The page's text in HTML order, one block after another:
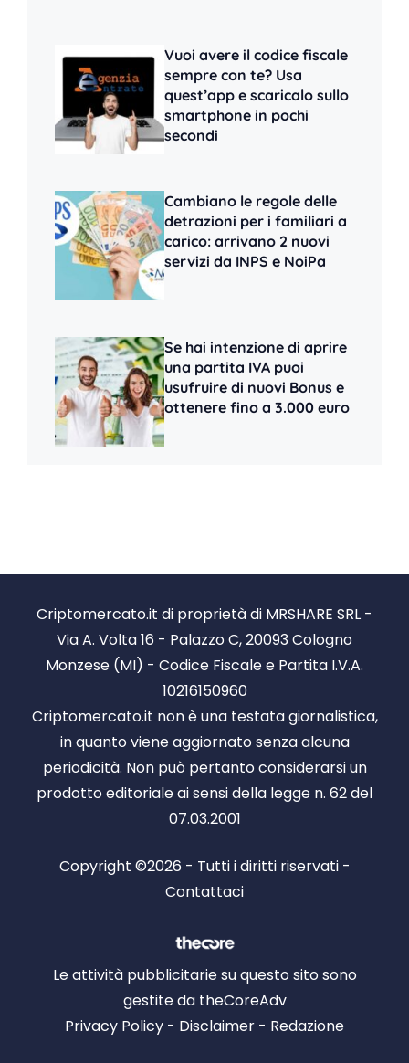
Vuoi avere il codice fiscale
sempre con te? Usa
quest’app e scaricalo sullo
smartphone in pochi
secondi
Cambiano le regole delle
detrazioni per i familiari a
carico: arrivano 2 nuovi
servizi da INPS e NoiPa
Se hai intenzione di aprire
una partita IVA puoi
usufruire di nuovi Bonus e
ottenere fino a 3.000 euro
Criptomercato.it di proprietà di MRSHARE SRL -
Via A. Volta 16 - Palazzo C, 20093 Cologno
Monzese (MI) - Codice Fiscale e Partita I.V.A.
10216150960
Criptomercato.it non è una testata giornalistica,
in quanto viene aggiornato senza alcuna
periodicità. Non può pertanto considerarsi un
prodotto editoriale ai sensi della legge n. 62 del
07.03.2001
Copyright ©2026 - Tutti i diritti riservati -
Contattaci
Le attività pubblicitarie su questo sito sono
gestite da theCoreAdv
Privacy Policy - Disclaimer - Redazione